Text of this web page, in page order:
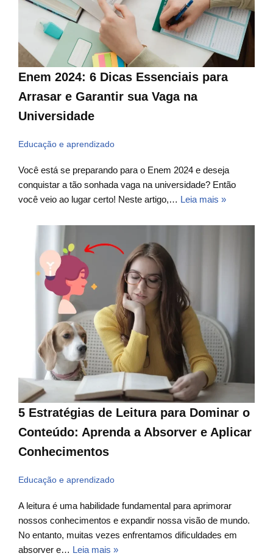
Enem 2024: 6 Dicas Essenciais para
Arrasar e Garantir sua Vaga na
Universidade
Educação e aprendizado
Você está se preparando para o Enem 2024 e deseja
conquistar a tão sonhada vaga na universidade? Então
você veio ao lugar certo! Neste artigo,… Leia mais »
5 Estratégias de Leitura para Dominar o
Conteúdo: Aprenda a Absorver e Aplicar
Conhecimentos
Educação e aprendizado
A leitura é uma habilidade fundamental para aprimorar
nossos conhecimentos e expandir nossa visão de mundo.
No entanto, muitas vezes enfrentamos dificuldades em
absorver e… Leia mais »